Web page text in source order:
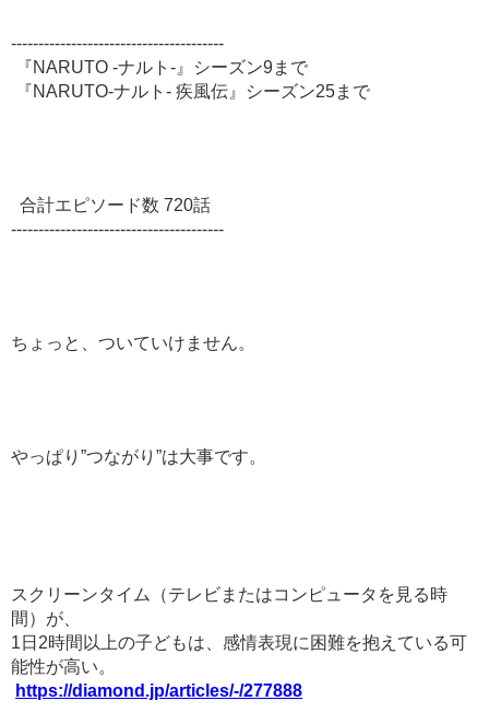
---------------------------------------
『NARUTO -ナルト-』シーズン9まで
『NARUTO-ナルト- 疾風伝』シーズン25まで
合計エピソード数 720話
---------------------------------------
ちょっと、ついていけません。
やっぱり”つながり”は大事です。
スクリーンタイム（テレビまたはコンピュータを見る時
間）が、
1日2時間以上の子どもは、感情表現に困難を抱えている可
能性が高い。
https://diamond.jp/articles/-/277888